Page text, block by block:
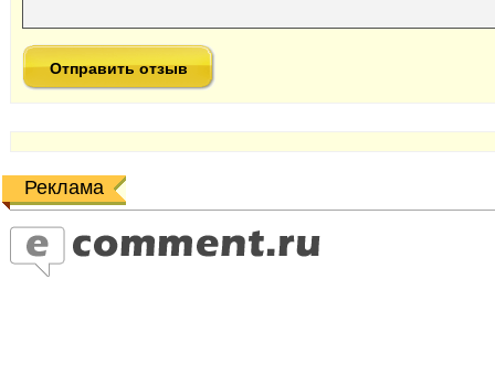
Реклама